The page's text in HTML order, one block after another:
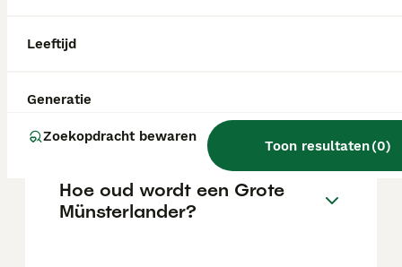
Leeftijd
Generatie
Zoekopdracht bewaren
Toon resultaten(0)
Wat kost een Grote
Münsterlander pup?
Hoe oud wordt een Grote
Münsterlander?